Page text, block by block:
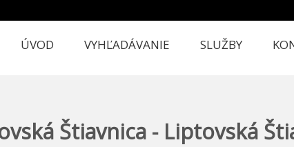
ÚVOD VYHĽADÁVANIE SLUŽBY
Štiavnica - Liptovská